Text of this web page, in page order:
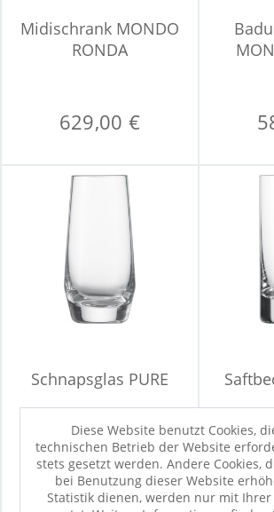
Midischrank MONDO
RONDA
629,00 €
Schnapsglas PURE
Sofort verfügbar
7,90 €
Diese Website benutzt Cookies,
technischen Betrieb der Website
stets gesetzt werden. Andere Cookies,
bei Benutzung dieser Website
Statistik dienen, werden nur mit